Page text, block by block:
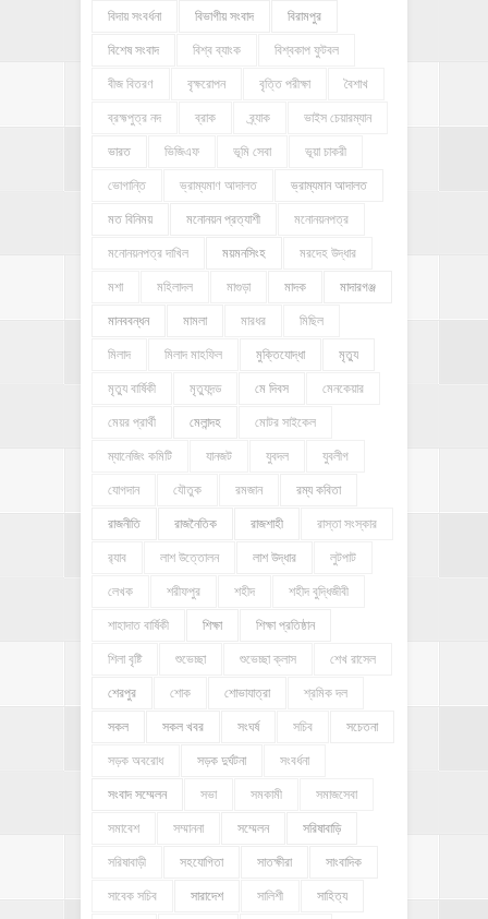
বিদায় সংবর্ধনা বিভাগীয় সংবাদ বিরামপুর
বিশেষ সংবাদ বিশ্ব ব্যাংক বিশ্বকাপ ফুটবল
বীজ বিতরণ বৃক্ষরোপন বৃত্তি পরীক্ষা বৈশাখ
ব্রহ্মপুত্র নদ ব্রাক ব্র্যাক ভাইস চেয়ারম্যান
ভারত ভিজিএফ ভূমি সেবা ভূয়া চাকরী
ভোগান্তি ভ্রাম্যমাণ আদালত ভ্রাম্যমান আদালত
মত বিনিময় মনোনয়ন প্রত্যাশী মনোনয়নপত্র
মনোনয়নপত্র দাখিল ময়মনসিংহ মরদেহ উদ্ধার
মশা মহিলাদল মাগুড়া মাদক মাদারগঞ্জ
মানববন্ধন মামলা মারধর মিছিল
মিলাদ মিলাদ মাহফিল মুক্তিযোদ্ধা মৃত্যু
মৃত্যু বার্ষিকী মৃত্যুদন্ড মে দিবস মেনকেয়ার
মেয়র প্রার্থী মেলান্দহ মোটর সাইকেল
ম্যানেজিং কমিটি যানজট যুবদল যুবলীগ
যোগদান যৌতুক রমজান রম্য কবিতা
রাজনীতি রাজনৈতিক রাজশাহী রাস্তা সংস্কার
র‍্যাব লাশ উত্তোলন লাশ উদ্ধার লুটপাট
লেখক শরীফপুর শহীদ শহীদ বুদ্ধিজীবী
শাহাদাত বার্ষিকী শিক্ষা শিক্ষা প্রতিষ্ঠান
শিলা বৃষ্টি শুভেচ্ছা শুভেচ্ছা ক্লাস শেখ রাসেল
শেরপুর শোক শোভাযাত্রা শ্রমিক দল
সকল সকল খবর সংঘর্ষ সচিব সচেতনা
সড়ক অবরোধ সড়ক দুর্ঘটনা সংবর্ধনা
সংবাদ সম্মেলন সভা সমকামী সমাজসেবা
সমাবেশ সম্মাননা সম্মেলন সরিষাবাড়ি
সরিষাবাড়ী সহযোগিতা সাতক্ষীরা সাংবাদিক
সাবেক সচিব সারাদেশ সালিশী সাহিত্য